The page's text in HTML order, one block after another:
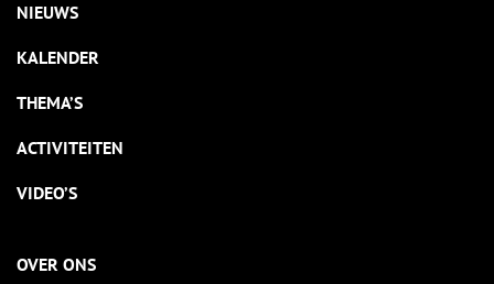
NIEUWS
KALENDER
THEMA’S
ACTIVITEITEN
VIDEO’S
OVER ONS